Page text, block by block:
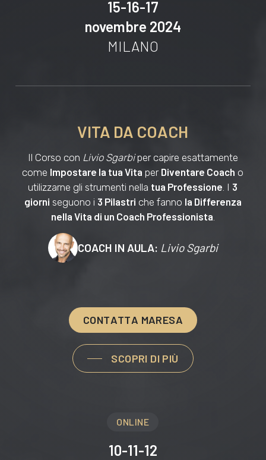
15-16-17
novembre 2024
MILANO
VITA DA COACH
Il Corso con Livio Sgarbiper capire esattamente
come Impostare la tua Vita per Diventare Coach o
utilizzarne gli strumenti nella tua Professione . I 3
giorni seguono i 3 Pilastri che fanno la Differenza
nella Vita di un Coach Professionista
COACH IN AULA: Livio Sgarbi
CONTATTA MARESA
SCOPRI DI PIÙ
ONLINE
10-11-12